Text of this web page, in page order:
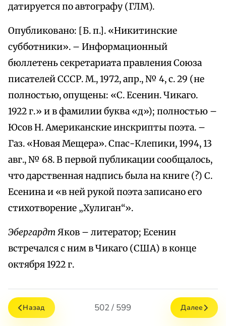
датируется по автографу (ГЛМ).
Опубликовано: [Б. п.]. «Никитинские
субботники». – Информационный
бюллетень секретариата правления Союза
писателей СССР. М., 1972, апр., № 4, с. 29 (не
полностью, опущены: «С. Есенин. Чикаго.
1922 г.» и в фамилии буква «д»); полностью –
Юсов Н. Американские инскрипты поэта. –
Газ. «Новая Мещера». Спас-Клепики, 1994, 13
авг., № 68. В первой публикации сообщалось,
что дарственная надпись была на книге (?) С.
Есенина и «в ней рукой поэта записано его
стихотворение „Хулиган“».
ЭбергардтЯков – литератор; Есенин
встречался с ним в Чикаго (США) в конце
октября 1922 г.
Назад 502 / 599 Далее